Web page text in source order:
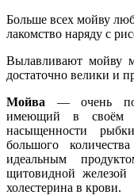
Больше всех мойву
лакомство наряду с
Вылавливают мойву
достаточно велики и
Мойва — очень
имеющий в своём
насыщенности
большого
идеальным
щитовидной железой
холестерина в крови.